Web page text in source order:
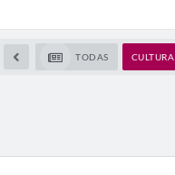
TODAS CULTURA